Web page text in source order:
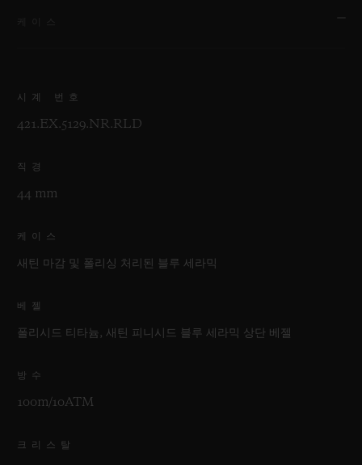
시계 번호
421.EX.5129.NR.RLD
직경
44 mm
케이스
새틴 마감 및 폴리싱 처리된 블루 세라믹
베젤
폴리시드 티타늄, 새틴 피니시드 블루 세라믹 상단 베젤
방수
100m/10ATM
크리스탈